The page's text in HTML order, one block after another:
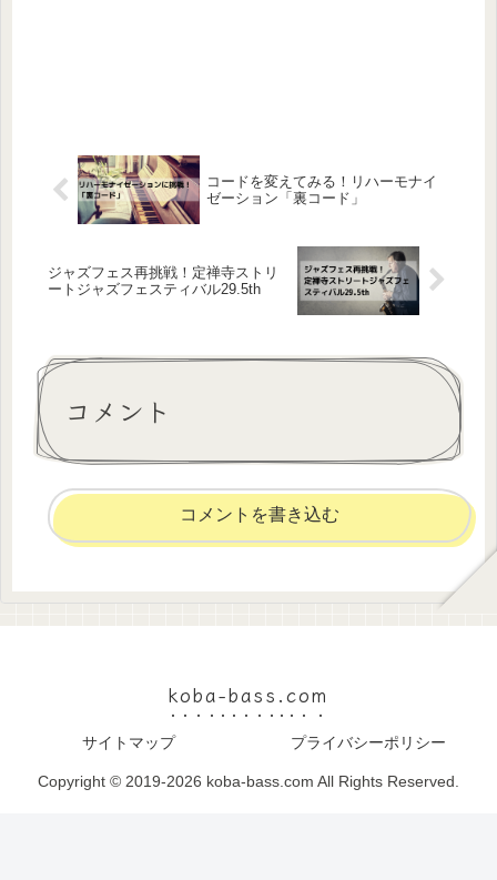
コードを変えてみる！リハーモナイ
ゼーション「裏コード」
ジャズフェス再挑戦！定禅寺ストリ
ートジャズフェスティバル29.5th
コメント
コメントを書き込む
koba-bass.com
サイトマップ プライバシーポリシー
Copyright © 2019-2026 koba-bass.com All Rights Reserved.